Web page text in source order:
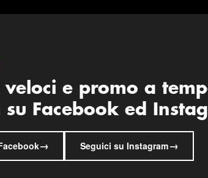
e promo a
su Facebook ed
→ Seguici su Instagram→